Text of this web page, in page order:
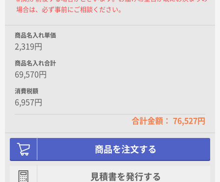
場合は、必ず事前にご相談ください。
商品名入れ単価
2,319円
商品名入れ合計
69,570円
消費税額
6,957円
合計金額： 76,527円
商品を注文する
見積書を発行する